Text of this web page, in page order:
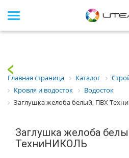
Array
Главная страница Каталог
Кровля и водосток
Водосток
Заглушка желоба белый, ПВХ
Заглушка желоба
ТехниНИКОЛЬ